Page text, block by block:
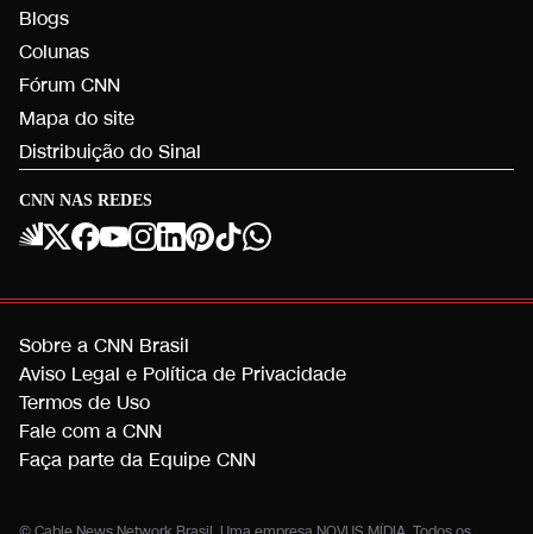
CNN NAS REDES
Blogs
Colunas
Fórum CNN
Mapa do site
Distribuição do Sinal
Sobre a CNN Brasil
Aviso Legal e Política de Privacidade
Termos de Uso
Fale com a CNN
Faça parte da Equipe CNN